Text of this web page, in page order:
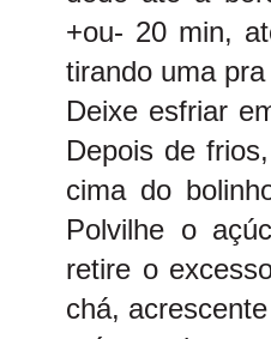
+ou- 20 min,
tirando uma pra
Deixe esfriar
Depois de
cima do
Polvilhe o
retire o
chá,